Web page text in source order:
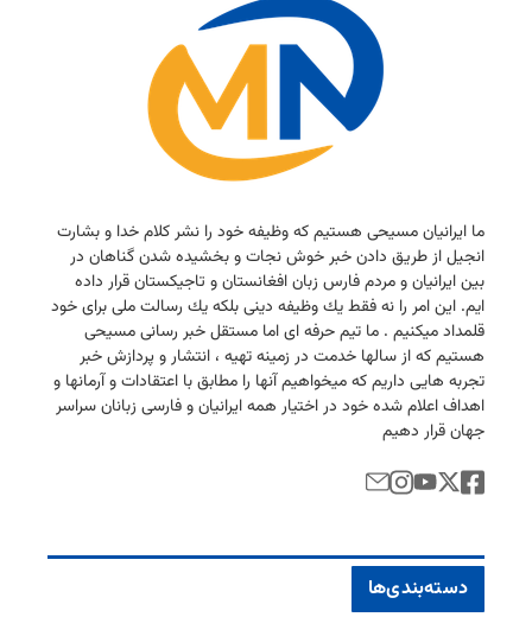
ما ایرانیان مسیحی هستیم كه وظیفه خود را نشر كلام خدا و بشارت
انجیل از طریق دادن خبر خوش نجات و بخشیده شدن گناهان در
بین ایرانیان و مردم فارس زبان افغانستان و تاجیكستان قرار داده
ایم. این امر را نه فقط یك وظیفه دینی بلكه یك رسالت ملی برای خود
قلمداد میكنیم . ما تیم حرفه ای اما مستقل خبر رسانی مسیحی
هستیم كه از سالها خدمت در زمینه تهیه ، انتشار و پردازش خبر
تجربه هایی داریم كه میخواهیم آنها را مطابق با اعتقادات و آرمانها و
اهداف اعلام شده خود در اختیار همه ایرانیان و فارسی زبانان سراسر
جهان قرار دهیم
دسته‌بندی‌ها